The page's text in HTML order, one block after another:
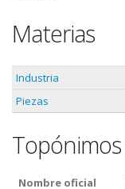
Materias
Industria
Piezas
Topónimos
Nombre oficial